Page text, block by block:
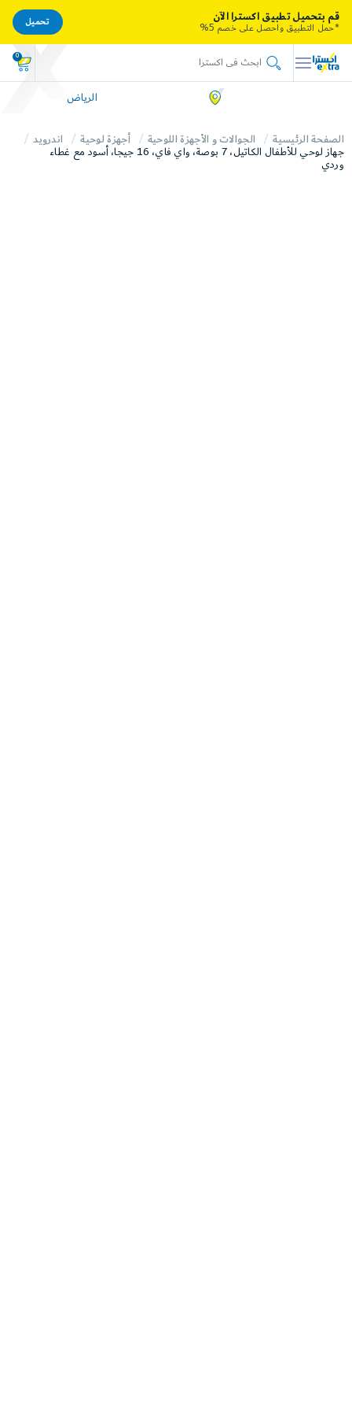
0
الرياض
الصفحة الرئيسية الجوالات و الأجهزة اللوحية أجهزة لوحية
اندرويد
جهاز لوحي للأطفال الكاتيل، 7 بوصة، واي فاي، 16 جيجا، أسود مع غطاء
وردي
قم بتحميل تطبيق اكسترا الآن
*حمل التطبيق واحصل على خصم 5%
تحميل